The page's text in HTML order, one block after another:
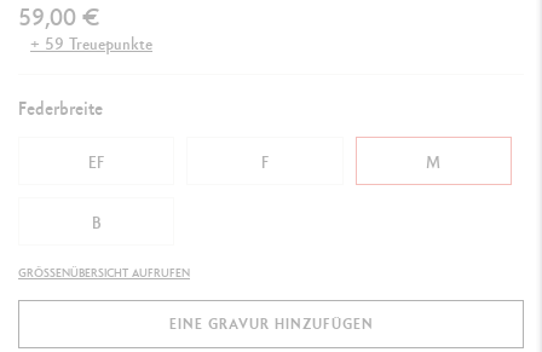
59,00 €
+ 59 Treuepunkte
Federbreite
EF F M
B
GRÖSSENÜBERSICHT AUFRUFEN
EINE GRAVUR HINZUFÜGEN